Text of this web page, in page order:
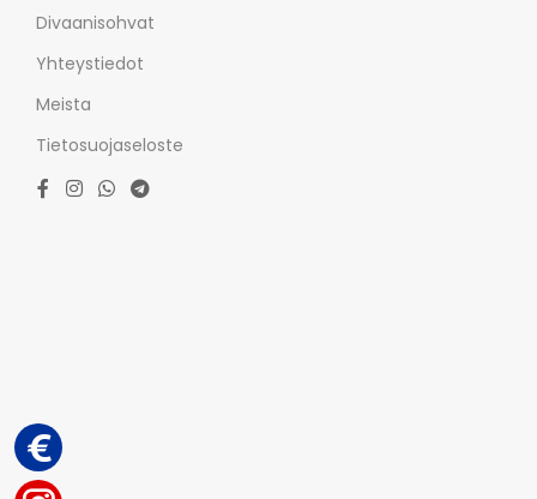
Divaanisohvat
Yhteystiedot
Meista
Tietosuojaseloste